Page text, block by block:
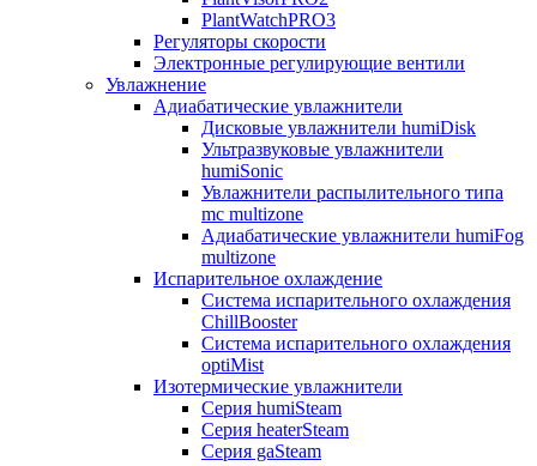
PlantWatchPRO3
Регуляторы скорости
Электронные регулирующие вентили
Увлажнение
Адиабатические увлажнители
Дисковые увлажнители humiDisk
Ультразвуковые увлажнители
humiSonic
Увлажнители распылительного типа
mc multizone
Адиабатические увлажнители humiFog
multizone
Испарительное охлаждение
Система испарительного охлаждения
ChillBooster
Система испарительного охлаждения
optiMist
Изотермические увлажнители
Серия humiSteam
Серия heaterSteam
Серия gaSteam